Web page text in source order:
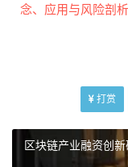
念、应用与风险剖析
打赏
区块链产业融资创